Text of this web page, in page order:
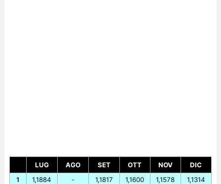
LUG AGO SET OTT NOV
DIC
1
1,1884
-
1,1817
1,1600
1,1578
1,1314